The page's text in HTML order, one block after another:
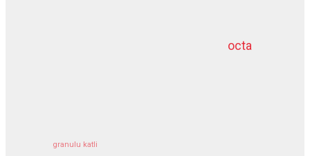
octa
granulu katli
dziļurbums